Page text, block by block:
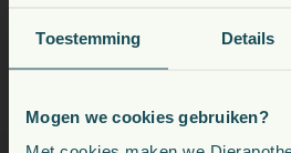
Toestemming Details
Mogen we cookies gebruiken?
ondersteuning tijdens de ruiperiode.